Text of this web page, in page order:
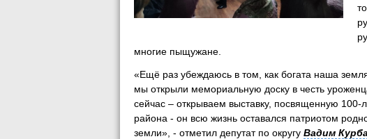
многие пыщужане.
«Ещё раз убеждаюсь в том, как богата наша
мы открыли мемориальную доску в честь
сейчас – открываем выставку, посвященную
района - он всю жизнь оставался патриотом
земли», - отметил депутат по округу Вадим